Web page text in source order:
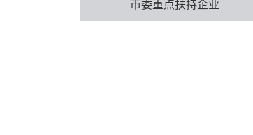
市委重点扶持企业